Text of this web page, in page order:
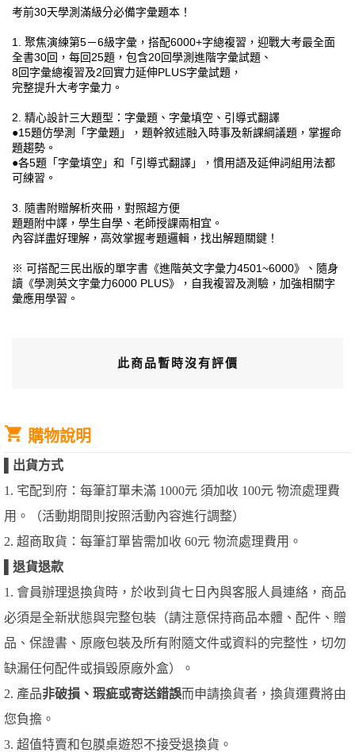
考前30天學測滿級分必備字彙題本！
1. 聚焦演練第5－6級字彙，搭配6000+字總複習，迎戰大考最全面
全書30回，每回25題，包含20回學測進階字彙試題、
8回字彙總複習及2回實力延伸PLUS字彙試題，
完整提升大考字彙力。
2. 精心設計三大題型：字彙題、字彙填空、引導式翻譯
●15題仿學測「字彙題」，題幹敘述融入時事及新課綱議題，掌握命
題趨勢。
●各5題「字彙填空」和「引導式翻譯」，慣用語及延伸詞組用法都
可練習。
3. 隨書附贈解析夾冊，對照超方便
題題附中譯，學生自學、老師授課兩相宜。
內容詳盡好理解，高效掌握考題邏輯，找出解題關鍵！
※ 可搭配三民出版的單字書《進階英文字彙力4501~6000》、隨身
讀《學測英文字彙力6000 PLUS》，自我複習及測驗，加強相關字
彙應用學習。
此商品暫時沒有評價
購物說明
出貨方式
1. 宅配到府：每筆訂單未滿 1000元 須加收 100元 物流處理費
用。（活動期間則按照活動內容進行調整）
2. 超商取貨：每筆訂單皆需加收 60元 物流處理費用。
退貨退款
1. 會員辦理退換貨時，於收到貨七日內與客服人員連絡，商品
必須是全新狀態與完整包裝（請注意保持商品本體、配件、贈
品、保證書、原廠包裝及所有附隨文件或資料的完整性，切勿
缺漏任何配件或損毀原廠外盒）。
2. 產品非破損、瑕疵或寄送錯誤而申請換貨者，換貨運費將由
您負擔。
3. 超值特賣和包膜桌遊恕不接受退換貨。